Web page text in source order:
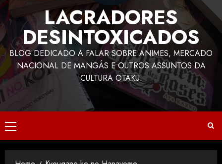
LACRADORES
DESINTOXICADOS
BLOG DEDICADO A FALAR SOBRE ANIMES, MERCADO
NACIONAL DE MANGÁS E OUTROS ASSUNTOS DA
CULTURA OTAKU.